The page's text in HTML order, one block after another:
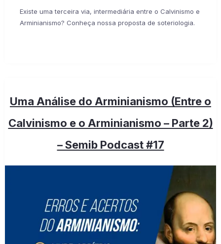
Existe uma terceira via, intermediária entre o Calvinismo e
Arminianismo? Conheça nossa proposta de soteriologia.
Uma Análise do Arminianismo (Entre o
Calvinismo e o Arminianismo – Parte 2)
– Semib Podcast #17